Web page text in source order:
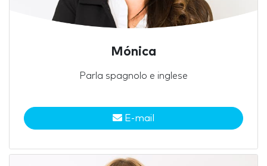
Mónica
Parla spagnolo e inglese
E-mail